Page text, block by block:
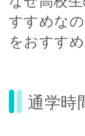
すすめな
をおすす
通学時